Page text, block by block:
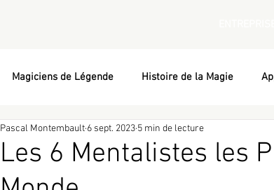
Magiciens de Légende Histoire de la Magie
Les 6 Mentalistes les
Pascal Montembault 6 sept. 2023 5 min de lecture